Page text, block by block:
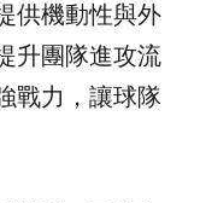
供機動性與外
升團隊進攻流
戰力，讓球隊